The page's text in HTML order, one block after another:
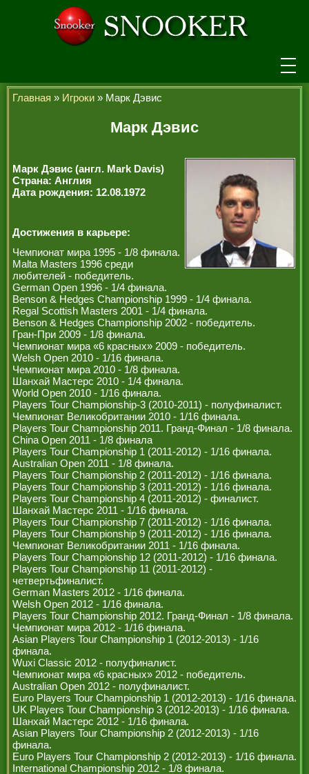
НОВОСТИ
ТУРНИРЫ
ИГРОКИ
МАКСИМАЛЬНЫЕ БРЕЙКИ
ЧЕМПИОНЫ МИРА
ЛЕГЕНДЫ СНУКЕРА
РЕФЕРИ
Главная » Игроки » Марк Дэвис
Марк Дэвис
Марк Дэвис (англ. Mark Davis)
Страна: Англия
Дата рождения: 12.08.1972
Достижения в карьере:
Чемпионат мира 1995 - 1/8 финала.
Malta Masters 1996 среди
любителей - победитель.
German Open 1996 - 1/4 финала.
Benson & Hedges Championship 1999 - 1/4 финала.
Regal Scottish Masters 2001 - 1/4 финала.
Benson & Hedges Championship 2002 - победитель.
Гран-При 2009 - 1/8 финала.
Чемпионат мира «6 красных» 2009 - победитель.
Welsh Open 2010 - 1/16 финала.
Чемпионат мира 2010 - 1/8 финала.
Шанхай Мастерс 2010 - 1/4 финала.
World Open 2010 - 1/16 финала.
Players Tour Championship-3 (2010-2011) - полуфиналист.
Чемпионат Великобритании 2010 - 1/16 финала.
Players Tour Championship 2011. Гранд-Финал - 1/8 финала.
China Open 2011 - 1/8 финала
Players Tour Championship 1 (2011-2012) - 1/16 финала.
Australian Open 2011 - 1/8 финала.
Players Tour Championship 2 (2011-2012) - 1/16 финала.
Players Tour Championship 3 (2011-2012) - 1/16 финала.
Players Tour Championship 4 (2011-2012) - финалист.
Шанхай Мастерс 2011 - 1/16 финала.
Players Tour Championship 7 (2011-2012) - 1/16 финала.
Players Tour Championship 9 (2011-2012) - 1/16 финала.
Чемпионат Великобритании 2011 - 1/16 финала.
Players Tour Championship 12 (2011-2012) - 1/16 финала.
Players Tour Championship 11 (2011-2012) -
четвертьфиналист.
German Masters 2012 - 1/16 финала.
Welsh Open 2012 - 1/16 финала.
Players Tour Championship 2012. Гранд-Финал - 1/8 финала.
Чемпионат мира 2012 - 1/16 финала.
Asian Players Tour Championship 1 (2012-2013) - 1/16
финала.
Wuxi Classic 2012 - полуфиналист.
Чемпионат мира «6 красных» 2012 - победитель.
Australian Open 2012 - полуфиналист.
Euro Players Tour Championship 1 (2012-2013) - 1/16 финала.
UK Players Tour Championship 3 (2012-2013) - 1/16 финала.
Шанхай Мастерс 2012 - 1/16 финала.
Asian Players Tour Championship 2 (2012-2013) - 1/16
финала.
Euro Players Tour Championship 2 (2012-2013) - 1/16 финала.
International Championship 2012 - 1/8 финала.